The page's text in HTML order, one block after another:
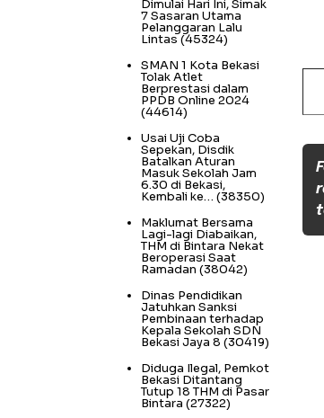
Ketikkan
Dimulai Hari Ini, Simak
7 Sasaran Utama
Pelanggaran Lalu
Lintas(45324)
SMAN 1 Kota Bekasi
Tolak Atlet
Berprestasi dalam
PPDB Online 2024
(44614)
Usai Uji Coba
Sepekan, Disdik
Batalkan Aturan
Masuk Sekolah Jam
6.30 di Bekasi,
Kembali ke… (38350)
Maklumat Bersama
Lagi-lagi Diabaikan,
THM di Bintara Nekat
Beroperasi Saat
Ramadan (38042)
Dinas Pendidikan
Jatuhkan Sanksi
Pembinaan terhadap
Kepala Sekolah SDN
Bekasi Jaya 8 (30419)
Diduga Ilegal, Pemkot
Bekasi Ditantang
Tutup 18 THM di Pasar
Bintara (27322)